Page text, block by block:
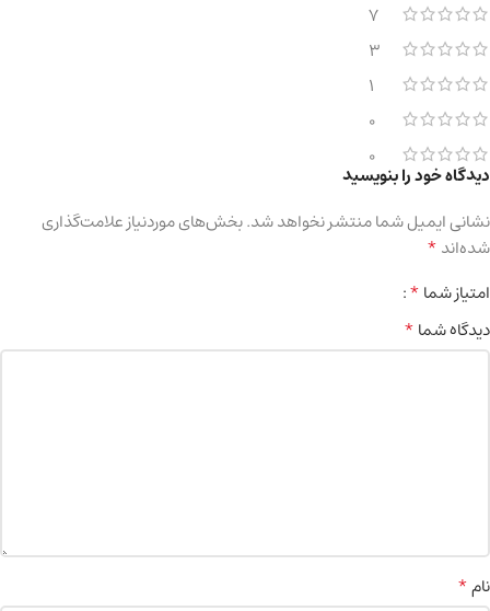
7
3
1
0
0
دیدگاه خود را بنویسید
نشانی ایمیل شما منتشر نخواهد شد.بخش‌های موردنیاز علامت‌گذاری
شده‌اند*
امتیاز شما*
دیدگاه شما*
نام*